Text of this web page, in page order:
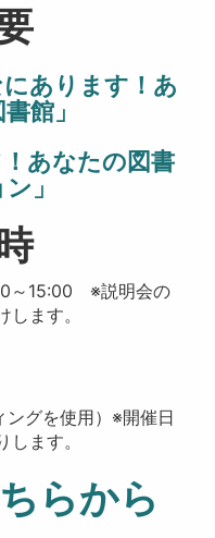
あります！あ
館」
あなたの図書
」
～15:00 ※説明会の
ます。
グを使用）※開催日
ます。
らから